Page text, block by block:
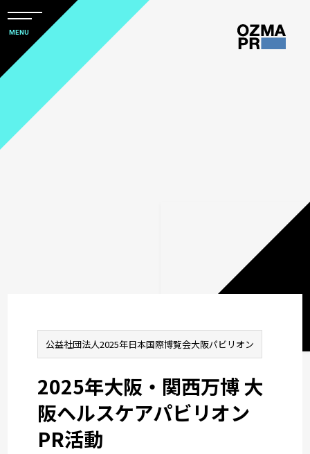
本
文
キ
ー
ル
メ
ニ
ュ
ー
MENU
公益社団法人2025年日本国際博覧会大阪パビリオン
2025年大阪・関西万博 大
阪ヘルスケアパビリオン
PR活動
会期中970件超えの取材を
獲得。広報を行う上での3
すべて
PRをコアにしたマーケティングコミュニ
コーポレートコミュニケーション
ヘルスケアコミュニケーション
統合コミュニケーション
ソーシャルチェンジコミュニケーション